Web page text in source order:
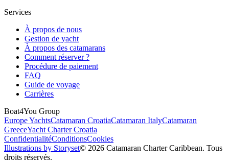
Services
À propos de nous
Gestion de yacht
À propos des catamarans
Comment réserver ?
Procédure de paiement
FAQ
Guide de voyage
Carrières
Boat4You Group
Europe YachtsCatamaran CroatiaCatamaran ItalyCatamaran
GreeceYacht Charter Croatia
ConfidentialitéConditionsCookies
Illustrations by Storyset© 2026 Catamaran Charter Caribbean. Tous
droits réservés.